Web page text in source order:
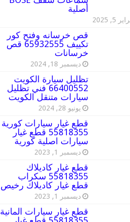
أصلية
5, 2025
قص خرسانه وفتح كور
تكييف 65932555 قص
خرسانات
ديسمبر 18, 2024
تظليل سيارة الكويت
66400552 فني تظليل
سيارات متنقل الكويت
يونيو 28, 2024
قطع غيار سيارات كورية
55818355 قطع غيار
سيارات اصلية كورية
ديسمبر 1, 2023
قطع غيار كاديلاك
55818355 سكراب
قطع غيار كاديلاك رخيص
ديسمبر 1, 2023
قطع غيار سيارات المانية